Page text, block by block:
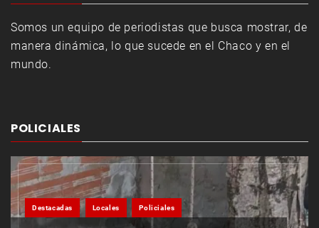
Somos un equipo de periodistas que busca mostrar, de
manera dinámica, lo que sucede en el Chaco y en el
mundo.
POLICIALES
Destacadas Locales Policiales